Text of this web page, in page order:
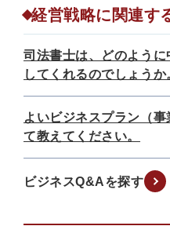
経営戦略に関連す
司法書士は、どのよう
してくれるのでしょうか
よいビジネスプラン（
て教えてください。
ビジネスQ&Aを探す